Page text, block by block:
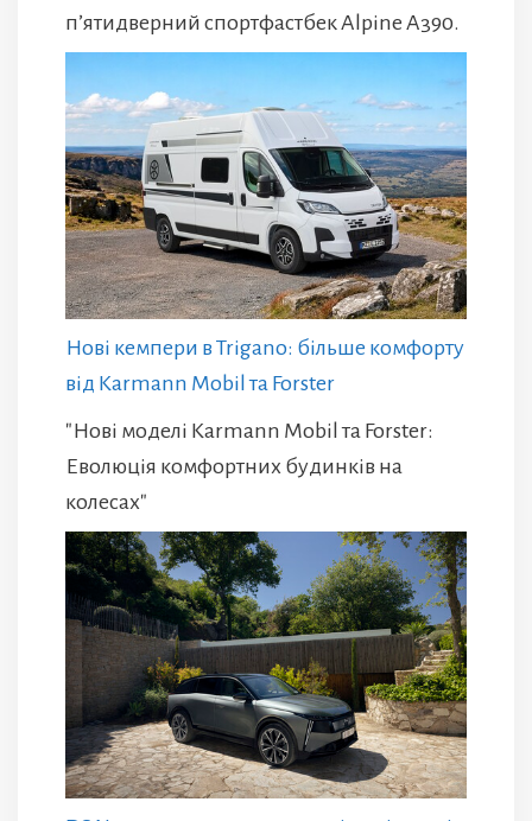
п’ятидверний спортфастбек Alpine A390.
Нові кемпери в Trigano: більше комфорту
від Karmann Mobil та Forster
"Нові моделі Karmann Mobil та Forster:
Еволюція комфортних будинків на
колесах"